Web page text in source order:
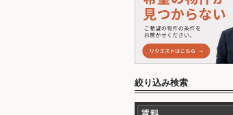
絞り込み検索